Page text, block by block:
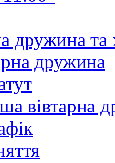
дружина та
дружина
вівтарна